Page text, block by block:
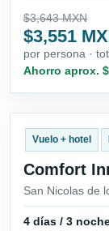
$3,643 MXN
$3,551
por persona ·
Ahorro aprox.
Vuelo + hotel
Comfort
San Nicolas de
4 días / 3